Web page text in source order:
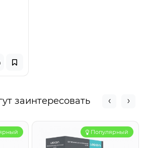
заинтересовать
Популярный